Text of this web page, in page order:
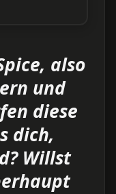
also
und
diese
dich,
Willst